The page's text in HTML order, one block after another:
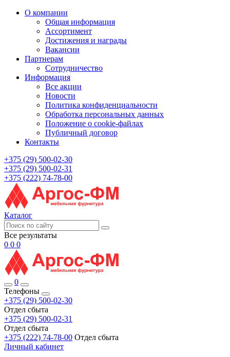
О компании
Общая информация
Ассортимент
Достижения и награды
Вакансии
Партнерам
Сотрудничество
Информация
Все акции
Новости
Политика конфиденциальности
Обработка персональных данных
Положение о cookie-файлах
Публичный договор
Контакты
+375 (29) 500-02-30
+375 (29) 500-02-31
+375 (222) 74-78-00
Каталог
Все результаты
0 0 0
0
Телефоны
+375 (29) 500-02-30
Отдел сбыта
+375 (29) 500-02-31
Отдел сбыта
+375 (222) 74-78-00 Отдел сбыта
Личный кабинет